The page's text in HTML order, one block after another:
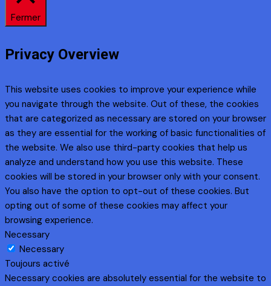
Fermer
Privacy Overview
This website uses cookies to improve your experience while
you navigate through the website. Out of these, the cookies
that are categorized as necessary are stored on your browser
as they are essential for the working of basic functionalities of
the website. We also use third-party cookies that help us
analyze and understand how you use this website. These
cookies will be stored in your browser only with your consent.
You also have the option to opt-out of these cookies. But
opting out of some of these cookies may affect your
browsing experience.
Necessary
Necessary
Toujours activé
Necessary cookies are absolutely essential for the website to